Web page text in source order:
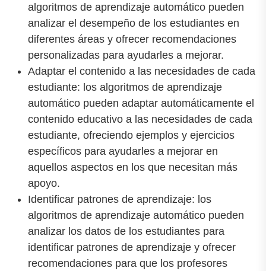
algoritmos de aprendizaje automático pueden
analizar el desempeño de los estudiantes en
diferentes áreas y ofrecer recomendaciones
personalizadas para ayudarles a mejorar.
Adaptar el contenido a las necesidades de cada
estudiante: los algoritmos de aprendizaje
automático pueden adaptar automáticamente el
contenido educativo a las necesidades de cada
estudiante, ofreciendo ejemplos y ejercicios
específicos para ayudarles a mejorar en
aquellos aspectos en los que necesitan más
apoyo.
Identificar patrones de aprendizaje: los
algoritmos de aprendizaje automático pueden
analizar los datos de los estudiantes para
identificar patrones de aprendizaje y ofrecer
recomendaciones para que los profesores